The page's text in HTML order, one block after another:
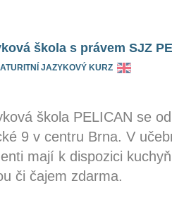
škola s právem SJZ
JAZYKOVÝ KURZ
škola PELICAN se
9 v centru Brna. V
mají k dispozici
či čajem zdarma.